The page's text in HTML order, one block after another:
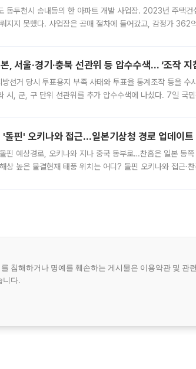
동두천시 송내동의 한 아파트 개발 사업장. 2023년 주택
지지 못했다. 사업장은 공매 절차에 들어갔고, 감정가
, 서울·경기·충북 선관위 등 압수수색… ‘조작 지
선거 당시 투표용지 부족 사태와 투표율 통계조작 등을 수
시, 군, 구 단위 선관위를 추가 압수수색에 나섰다. 7일 국
'돌핀' 오키나와 접근…일본기상청 경로 업데이트
핀 예상경로, 오키나와 지나 중국 동부로…찬홈은 일본 동
상 높은 물결현재 태풍 위치는 어디? 돌핀 오키나와 접근·